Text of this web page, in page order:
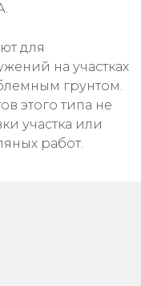
для
на участках
грунтом.
этого типа не
участка или
работ.